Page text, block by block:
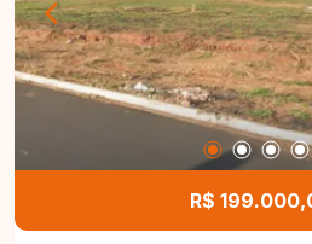
em uma localização
potencial de valorização,
199.000,00 cada lote. Entre
informações e agende uma
Loteamento Jardim Boa
R$